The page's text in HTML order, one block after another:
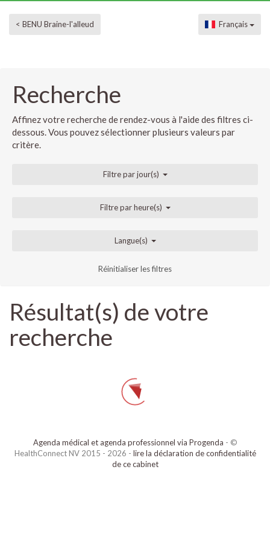
< BENU Braine-l'alleud Français
Recherche
Affinez votre recherche de rendez-vous à l'aide des filtres ci-
dessous. Vous pouvez sélectionner plusieurs valeurs par
critère.
Filtre par jour(s)
Filtre par heure(s)
Langue(s)
Réinitialiser les filtres
Résultat(s) de votre
recherche
Agenda médical et agenda professionnel via Progenda - ©
HealthConnect NV 2015 - 2026 - lire la déclaration de confidentialité
de ce cabinet